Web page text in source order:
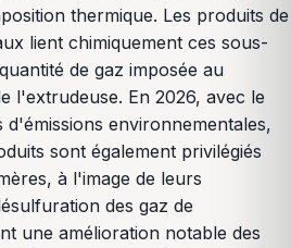
thermique. Les produits de
lient chimiquement ces sous-
de gaz imposée au
l'extrudeuse. En 2026, avec le
d'émissions environnementales,
sont également privilégiés
à l'image de leurs
des gaz de
une amélioration notable des